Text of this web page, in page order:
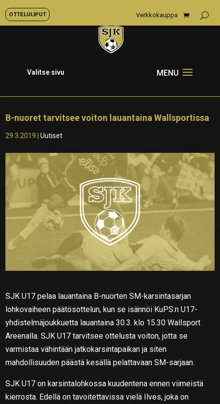
OTTELULIPUT Verkkokauppa
Valitse sivu
B-nuoret tarvitsee voiton lauantaina Wallsportissa
29.3.2019 |Uutiset
SJK U17 pelaa lauantaina B-nuorten SM-karsintasarjan
lohkovaiheen päätösottelun, kun se isännöi KuPS:n U17-
yhdistelmäjoukkuetta lauantaina 30.3. klo 15.30 Wallsport
Areenalla. SJK U17 tarvitsee ottelusta voiton, jotta se
varmistaa vähintään jatkokarsintapaikan ja siten
mahdollisuuden päästä kesällä pelattavaan SM-sarjaan.
SJK U17 on karsintalohkossa kuudentena ennen viimeistä
kierrosta. Edellä on tavoitettavissa vielä Ilves, joka on